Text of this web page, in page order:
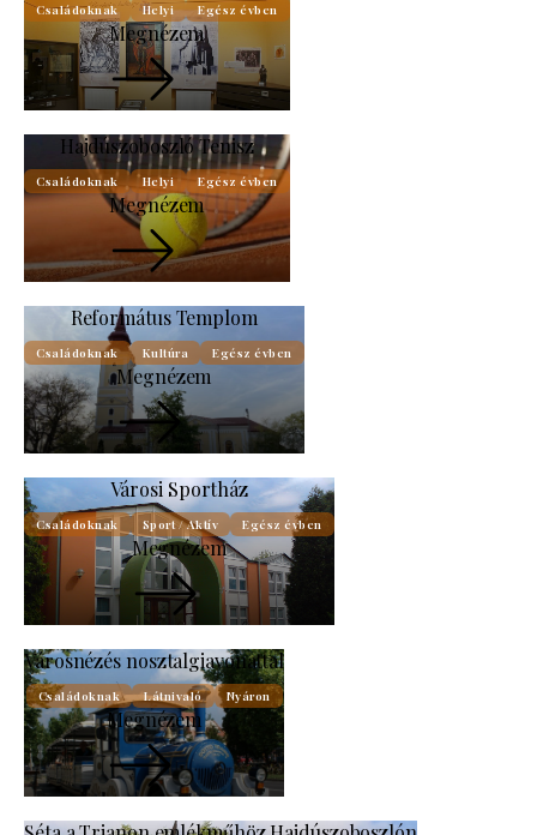
Családoknak Helyi Egész évben
Megnézem
Hajdúszoboszló Tenisz
Családoknak Helyi Egész évben
Megnézem
Református Templom
Családoknak Kultúra Egész évben
Megnézem
Városi Sportház
Családoknak Sport / Aktív Egész évben
Megnézem
Városnézés nosztalgiavonattal
Családoknak Látnivaló Nyáron
Megnézem